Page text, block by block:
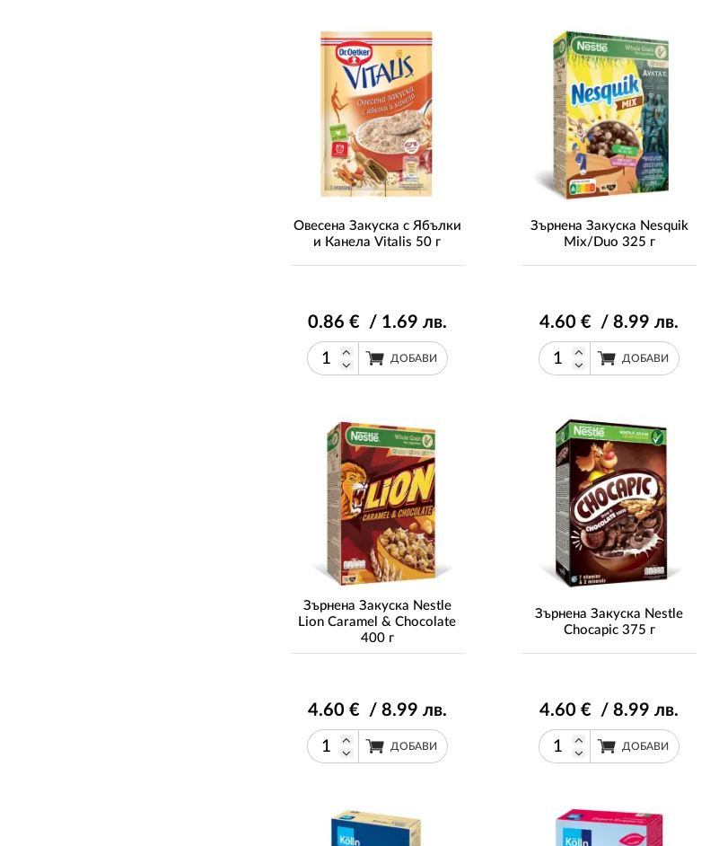
Овесена Закуска с Ябълки
и Канела Vitalis 50 г
0.86 € / 1.69 лв.
ДОБАВИ
Зърнена Закуска Nesquik
Mix/Duo 325 г
4.60 € / 8.99 лв.
ДОБАВИ
Зърнена Закуска Nestle
Lion Caramel & Chocolate
400 г
4.60 € / 8.99 лв.
ДОБАВИ
Зърнена Закуска Nestle
Chocapic 375 г
4.60 € / 8.99 лв.
ДОБАВИ